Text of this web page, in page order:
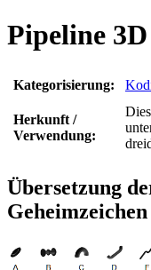
Pipeline
Kategorisierung:
Herkunft /
Verwendung:
Übersetzung
Geheimzeichen